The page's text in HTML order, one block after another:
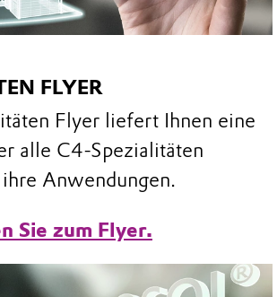
FLYER
Flyer liefert Ihnen eine
alle C4-Spezialitäten
Anwendungen.
Sie zum Flyer.